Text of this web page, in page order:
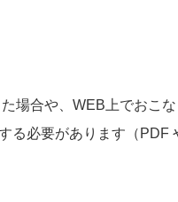
場合や、WEB上でおこ
必要があります（PDF